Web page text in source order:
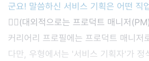
군요! 말씀하신 서비스 기획은 어떤 직
🙋‍♀️(대외적으로는 프로덕트 매니저
커리어리 프로필에는 프로덕트 매니저
다만, 우형에서는 '서비스 기획자'가 정